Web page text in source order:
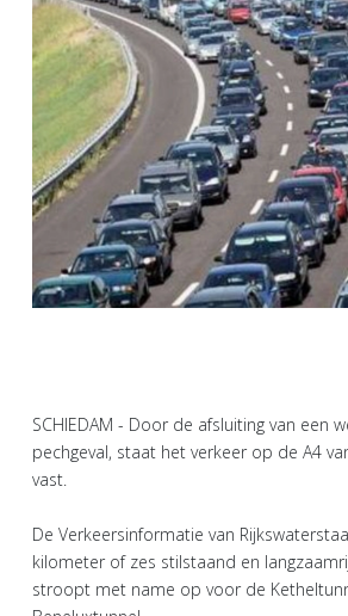
SCHIEDAM - Door de afsluiting van een
pechgeval, staat het verkeer op de A4
vast.
De Verkeersinformatie van
kilometer of zes stilstaand en
stroopt met name op voor de